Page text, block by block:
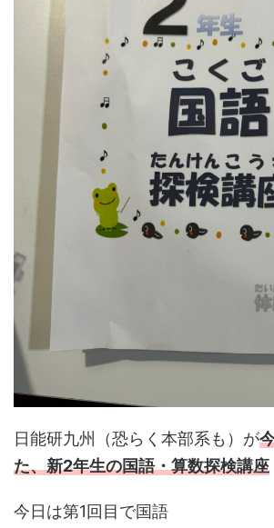
日能研九州（恐らく本部系も）が
た、新2年生の国語・算数探検講座
今日は第1回目で国語